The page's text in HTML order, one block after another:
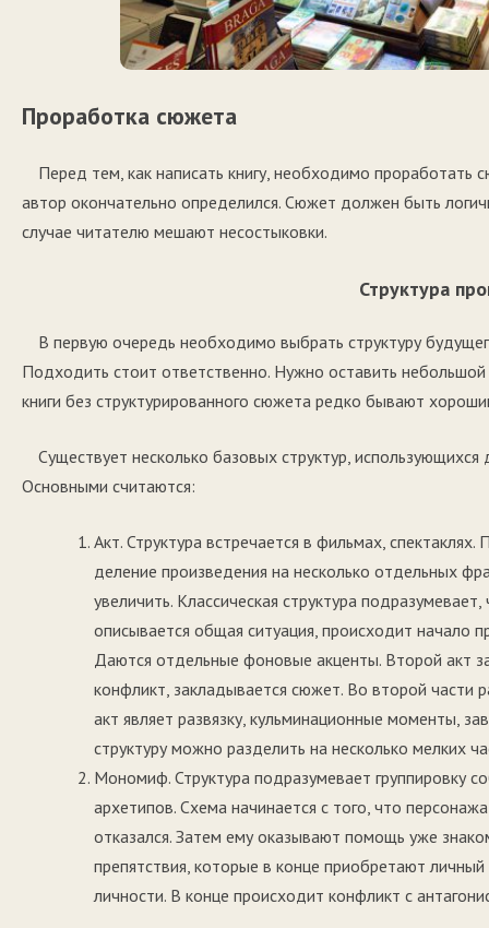
Проработка сюжета
Перед тем, как написать книгу, необходимо проработать
автор окончательно определился. Сюжет должен быть
случае читателю мешают несостыковки.
Структура
В первую очередь необходимо выбрать структуру
Подходить стоит ответственно. Нужно оставить
книги без структурированного сюжета редко бывают
Существует несколько базовых структур,
Основными считаются:
Акт. Структура встречается в фильмах,
деление произведения на несколько отдельных
увеличить. Классическая структура
описывается общая ситуация, происходит начало
Даются отдельные фоновые акценты. Второй акт
конфликт, закладывается сюжет. Во второй части
акт являет развязку, кульминационные моменты,
структуру можно разделить на несколько мелких
Мономиф. Структура подразумевает группировку
архетипов. Схема начинается с того, что
отказался. Затем ему оказывают помощь уже
препятствия, которые в конце приобретают
личности. В конце происходит конфликт с